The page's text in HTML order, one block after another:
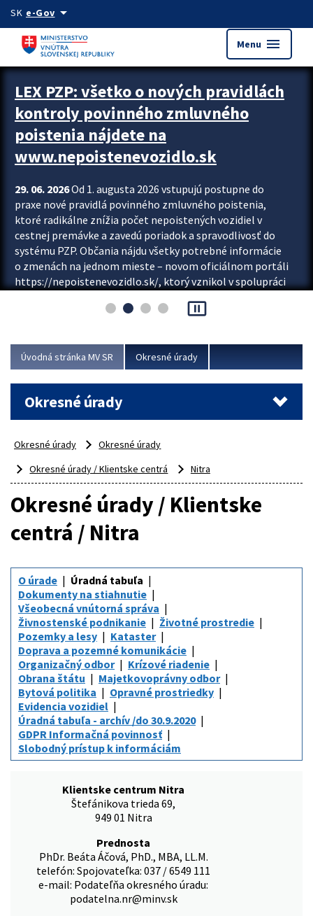
Preskocit na hlavný obsah
SK e-Govarrow_drop_down
Menu menu
Zastavit automatický posun upútavok
LEX PZP: všetko o nových pravidlách
kontroly povinného zmluvného
poistenia nájdete na
www.nepoistenevozidlo.sk
29. 06. 2026Od 1. augusta 2026 vstupujú postupne do
praxe nové pravidlá povinného zmluvného poistenia,
ktoré radikálne znížia počet nepoistených vozidiel v
cestnej premávke a zavedú poriadok a spravodlivosť do
systému PZP. Občania nájdu všetky potrebné informácie
o zmenách na jednom mieste – novom oficiálnom portáli
https://nepoistenevozidlo.sk/, ktorý vznikol v spolupráci
asociácie poisťovní (SLASPO) a Ministerstva vnútra SR.
Viac
pause_presentation
Úvodná stránka MV SR Okresné úrady
Okresné úrady
Okresné úrady
Okresné úrady
Okresné úrady / Klientske centrá
Nitra
Okresné úrady / Klientske
centrá / Nitra
O úrade
Úradná tabuľa
Dokumenty na stiahnutie
Všeobecná vnútorná správa
Živnostenské podnikanie
Životné prostredie
Pozemky a lesy
Kataster
Doprava a pozemné komunikácie
Organizačný odbor
Krízové riadenie
Obrana štátu
Majetkovoprávny odbor
Bytová politika
Opravné prostriedky
Evidencia vozidiel
Úradná tabuľa - archív /do 30.9.2020
GDPR Informačná povinnosť
Slobodný prístup k informáciám
Klientske centrum Nitra
Štefánikova trieda 69,
949 01 Nitra
Prednosta
PhDr. Beáta Áčová, PhD., MBA, LL.M.
telefón: Spojovateľka: 037 / 6549 111
e-mail: Podateľňa okresného úradu:
podatelna.nr@minv.sk